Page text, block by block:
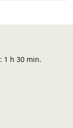
: 1 h 30 min.